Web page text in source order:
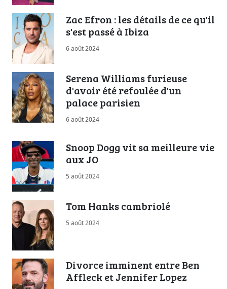
Zac Efron : les détails de ce qu'il
s'est passé à Ibiza
6 août 2024
Serena Williams furieuse
d'avoir été refoulée d'un
palace parisien
6 août 2024
Snoop Dogg vit sa meilleure vie
aux JO
5 août 2024
Tom Hanks cambriolé
5 août 2024
Divorce imminent entre Ben
Affleck et Jennifer Lopez